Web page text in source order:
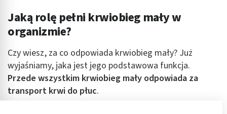
Jaką rolę pełni krwiobieg mały w
organizmie?
Czy wiesz, za co odpowiada krwiobieg mały? Już
wyjaśniamy, jaka jest jego podstawowa funkcja.
Przede wszystkim krwiobieg mały odpowiada za
transport krwi do płuc.